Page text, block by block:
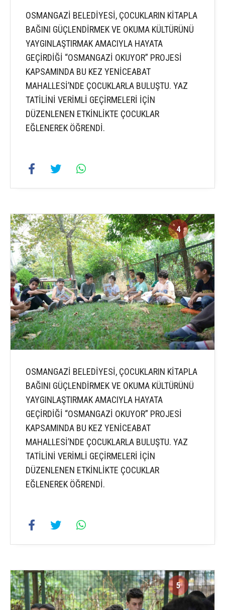
OSMANGAZİ BELEDİYESİ, ÇOCUKLARIN KİTAPLA
BAĞINI GÜÇLENDİRMEK VE OKUMA KÜLTÜRÜNÜ
YAYGINLAŞTIRMAK AMACIYLA HAYATA
GEÇİRDİĞİ “OSMANGAZİ OKUYOR” PROJESİ
KAPSAMINDA BU KEZ YENİCEABAT
MAHALLESİ’NDE ÇOCUKLARLA BULUŞTU. YAZ
TATİLİNİ VERİMLİ GEÇİRMELERİ İÇİN
DÜZENLENEN ETKİNLİKTE ÇOCUKLAR
EĞLENEREK ÖĞRENDİ.
4 5
OSMANGAZİ BELEDİYESİ, ÇOCUKLARIN KİTAPLA
BAĞINI GÜÇLENDİRMEK VE OKUMA KÜLTÜRÜNÜ
YAYGINLAŞTIRMAK AMACIYLA HAYATA
GEÇİRDİĞİ “OSMANGAZİ OKUYOR” PROJESİ
KAPSAMINDA BU KEZ YENİCEABAT
MAHALLESİ’NDE ÇOCUKLARLA BULUŞTU. YAZ
TATİLİNİ VERİMLİ GEÇİRMELERİ İÇİN
DÜZENLENEN ETKİNLİKTE ÇOCUKLAR
EĞLENEREK ÖĞRENDİ.
5 5